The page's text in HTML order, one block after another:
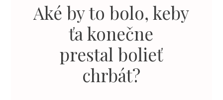
Aké by to bolo, keby
ťa konečne
prestal bolieť
chrbát?